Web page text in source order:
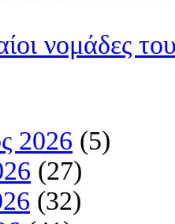
νομάδες
2026 (5)
(27)
(32)